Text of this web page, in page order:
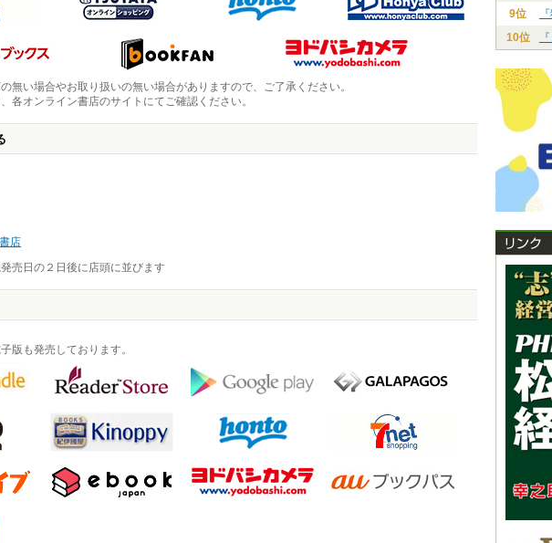
無い場合やお取り扱いの無い場合がありますので、ご了承ください。
各オンライン書店のサイトにてご確認ください。
店
売日の２日後に店頭に並びます
版も発売しております。
9位
10位